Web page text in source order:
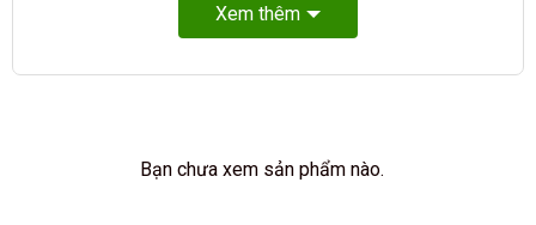
Xem thêm
Bạn chưa xem sản phẩm nào.